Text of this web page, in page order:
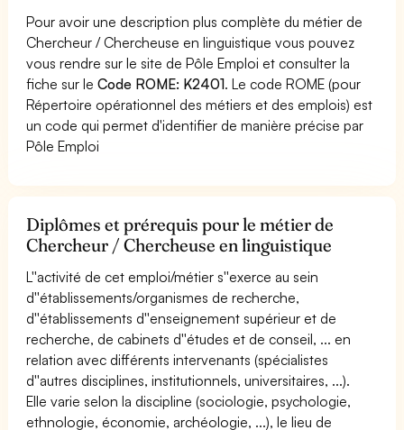
Pour avoir une description plus complète du métier de
Chercheur / Chercheuse en linguistique vous pouvez
vous rendre sur le site de Pôle Emploi et consulter la
fiche sur leCode ROME: K2401. Le code ROME (pour
Répertoire opérationnel des métiers et des emplois) est
un code qui permet d'identifier de manière précise par
Pôle Emploi
Diplômes et prérequis pour le métier de
Chercheur / Chercheuse en linguistique
L''activité de cet emploi/métier s''exerce au sein
d''établissements/organismes de recherche,
d''établissements d''enseignement supérieur et de
recherche, de cabinets d''études et de conseil, ... en
relation avec différents intervenants (spécialistes
d''autres disciplines, institutionnels, universitaires, ...).
Elle varie selon la discipline (sociologie, psychologie,
ethnologie, économie, archéologie, ...), le lieu de